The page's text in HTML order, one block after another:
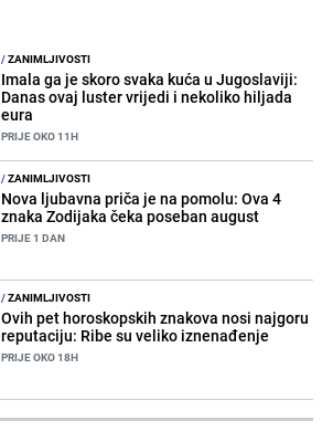
/ZANIMLJIVOSTI
Imala ga je skoro svaka kuća u Jugoslaviji:
Danas ovaj luster vrijedi i nekoliko hiljada
eura
PRIJE OKO 11H
/ZANIMLJIVOSTI
Nova ljubavna priča je na pomolu: Ova 4
znaka Zodijaka čeka poseban august
PRIJE 1 DAN
/ZANIMLJIVOSTI
Ovih pet horoskopskih znakova nosi najgoru
reputaciju: Ribe su veliko iznenađenje
PRIJE OKO 18H